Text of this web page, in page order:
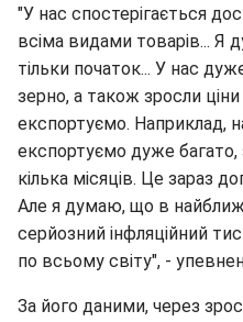
"У нас спостерігається
всіма видами товарів... Я
тільки початок... У нас
зерно, а також зросли
експортуємо. Наприклад,
експортуємо дуже багато,
кілька місяців. Це зараз
Але я думаю, що в
серйозний інфляційний
по всьому світу", -
За його даними, через